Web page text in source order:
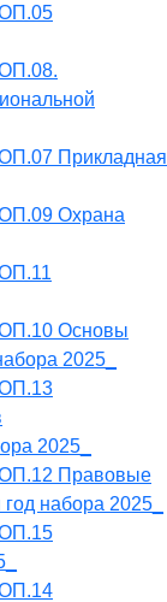
Прикладная
Охрана
Основы
2025_
2025_
Правовые
набора 2025_